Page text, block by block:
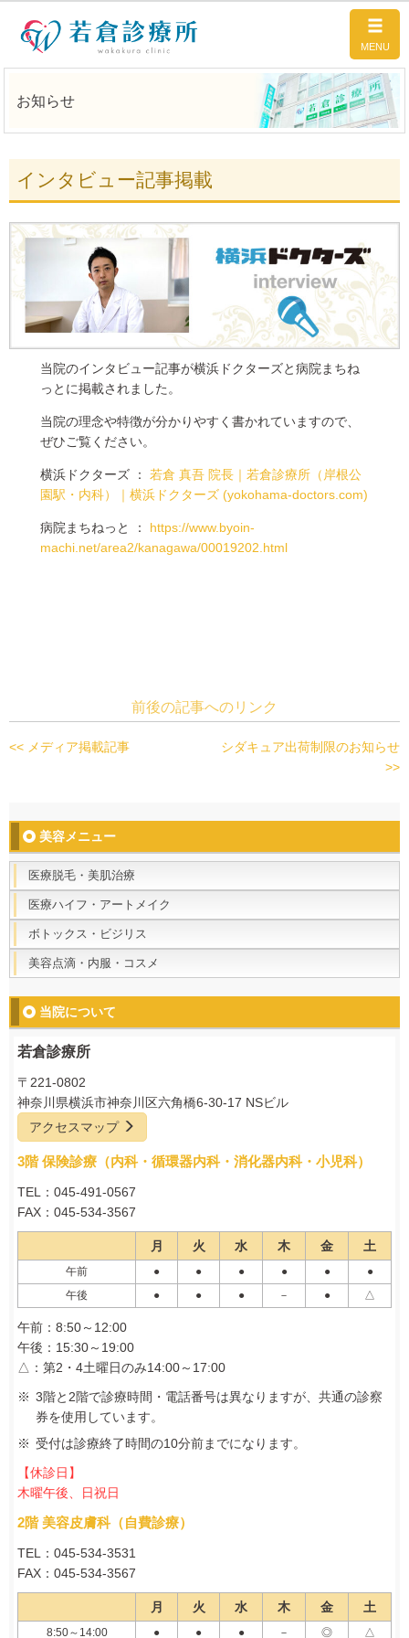
お知らせ
インタビュー記事掲載
当院のインタビュー記事が横浜ドクターズと病院まちね
っとに掲載されました。
当院の理念や特徴が分かりやすく書かれていますので、
ぜひご覧ください。
横浜ドクターズ ：若倉 真吾 院長｜若倉診療所（岸根公
園駅・内科）｜横浜ドクターズ (yokohama-doctors.com)
病院まちねっと ： https://www.byoin-
machi.net/area2/kanagawa/00019202.html
前後の記事へのリンク
<< メディア掲載記事
シダキュア出荷制限のお知らせ
>>
美容メニュー
医療脱毛・美肌治療
医療ハイフ・アートメイク
ボトックス・ビジリス
美容点滴・内服・コスメ
当院について
若倉診療所
〒221-0802
神奈川県横浜市神奈川区六角橋6-30-17 NSビル
アクセスマップ
3階 保険診療（内科・循環器内科・消化器内科・小児科）
TEL：045-491-0567
FAX：045-534-3567
月 火 水 木 金 土
午前 ● ● ● ● ●
●
午後
● ● ● － ● △
午前：8:50～12:00
午後：15:30～19:00
△：第2・4土曜日のみ14:00～17:00
3階と2階で診療時間・電話番号は異なりますが、共通の診察
券を使用しています。
受付は診療終了時間の10分前までになります。
【休診日】
木曜午後、日祝日
2階 美容皮膚科（自費診療）
TEL：045‐534‐3531
FAX：045-534-3567
月 火 水 木 金 土
8:50～14:00 ● ● ● － ◎ △